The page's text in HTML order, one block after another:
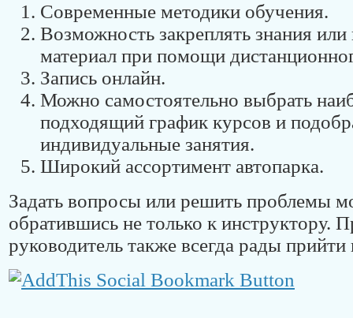
Современные методики обучения.
Возможность закреплять знания или
материал при помощи
Запись онлайн.
Можно самостоятельно выбрать
подходящий график курсов и
индивидуальные занятия.
Широкий ассортимент автопарка.
Задать вопросы или решить проблемы
обратившись не только к инструктору.
руководитель также всегда рады